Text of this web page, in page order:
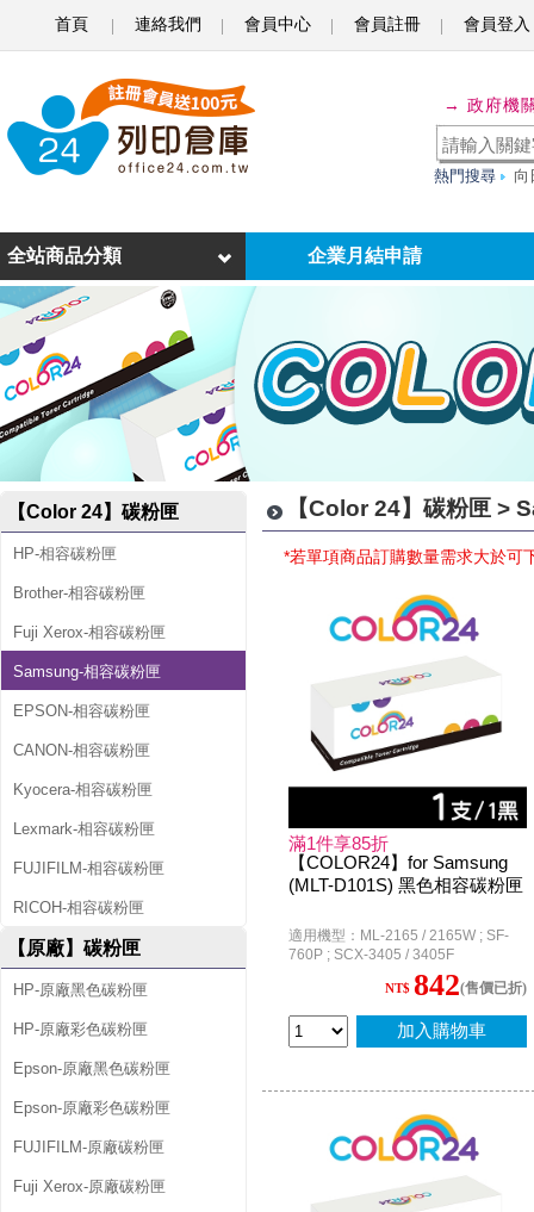
首頁 連絡我們 會員中心 會員註冊 會員登入
m
u
n
g
相
容
粉
匣
→ 政府機
熱門搜尋 向
企業月結申請
全站商品分類
【Color 24】碳粉匣
HP-相容碳粉匣
Brother-相容碳粉匣
Fuji Xerox-相容碳粉匣
Samsung-相容碳粉匣
EPSON-相容碳粉匣
CANON-相容碳粉匣
Kyocera-相容碳粉匣
Lexmark-相容碳粉匣
FUJIFILM-相容碳粉匣
RICOH-相容碳粉匣
【原廠】碳粉匣
HP-原廠黑色碳粉匣
HP-原廠彩色碳粉匣
Epson-原廠黑色碳粉匣
Epson-原廠彩色碳粉匣
FUJIFILM-原廠碳粉匣
Fuji Xerox-原廠碳粉匣
【Color 24】碳粉匣 >
*若單項商品訂購數量需求大於可
滿1件享85折
【COLOR24】for Samsung
(MLT-D101S) 黑色相容碳粉匣
適用機型：ML-2165 / 2165W ; SF-
760P ; SCX-3405 / 3405F
NT$ 842(售價已折)
加入購物車